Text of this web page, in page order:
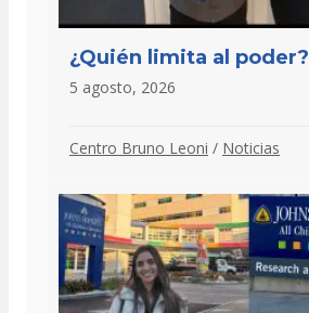
¿Quién limita al poder?
5 agosto, 2026
Centro Bruno Leoni / Noticias